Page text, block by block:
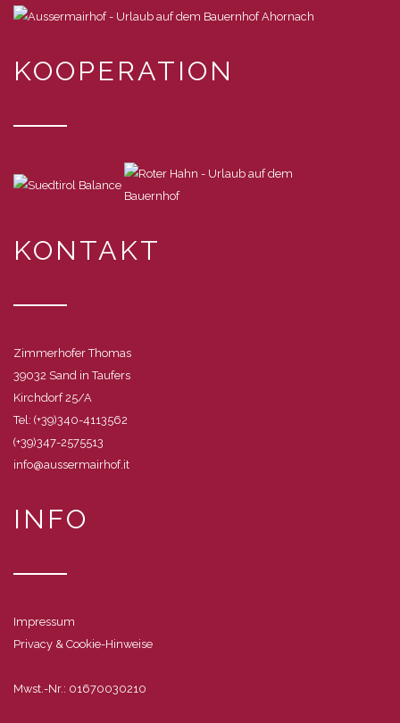
KOOPERATION
KONTAKT
Zimmerhofer Thomas
39032 Sand in Taufers
Kirchdorf 25/A
Tel: (+39)340-4113562
(+39)347-2575513
info@aussermairhof.it
INFO
Impressum
Privacy & Cookie-Hinweise
Mwst.-Nr.: 01670030210